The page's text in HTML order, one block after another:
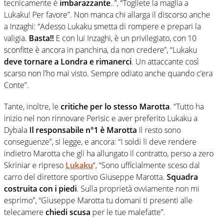
tecnicamente è imbarazzante..”, “Togliete la maglia a
Lukaku! Per favore”. Non manca chi allarga il discorso anche
a Inzaghi: “Adesso Lukaku smetta di rompere e prepari la
valigia. Basta!! E con lui Inzaghi, è un privilegiato, con 10
sconfitte è ancora in panchina, da non credere”, “Lukaku
deve tornare a Londra e rimanerci. Un attaccante così
scarso non l’ho mai visto. Sempre odiato anche quando c’era
Conte”.
Tante, inoltre, le critiche per lo stesso Marotta. “Tutto ha
inizio nel non rinnovare Perisic e aver preferito Lukaku a
Dybala Il responsabile n°1 è Marotta Il resto sono
conseguenze”, si legge, e ancora: “I soldi li deve rendere
indietro Marotta che gli ha allungato il contratto, perso a zero
Skriniar e ripreso Lukaku“, “Sono ufficialmente sceso dal
carro del direttore sportivo Giuseppe Marotta. Squadra
costruita con i piedi. Sulla proprietà ovviamente non mi
esprimo”, “Giuseppe Marottatu domani ti presenti alle
telecamere chiedi scusa per le tue malefatte”.